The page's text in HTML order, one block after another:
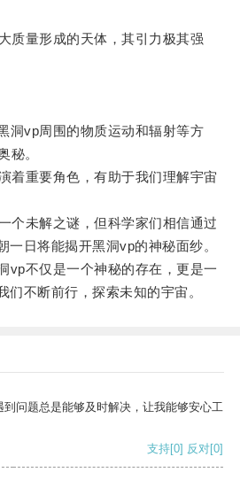
量形成的天体，其引力极其强
vp周围的物质运动和辐射等方
秘。
重要角色，有助于我们理解宇宙
未解之谜，但科学家们相信通过
一日将能揭开黑洞vp的神秘面纱。
不仅是一个神秘的存在，更是一
们不断前行，探索未知的宇宙。
问题总是能够及时解决，让我能够安心工
支持[0] 反对[0]